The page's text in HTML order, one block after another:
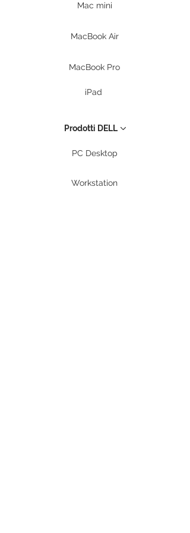
Mac mini
MacBook Air
MacBook Pro
iPad
Prodotti DELL
PC Desktop
Workstation